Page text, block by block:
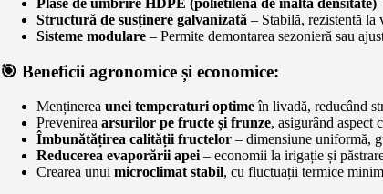
Structură de susținere galvanizată – Stabilă, rezistentă la
Sisteme modulare – Permite demontarea sezonieră sau
🎯 Beneficii agronomice și economice:
Menținerea unei temperaturi optimeîn livadă, reducând
Prevenirea arsurilor pe fructe și frunze, asigurând aspect
Îmbunătățirea calității fructelor – dimensiune uniformă,
Reducerea evaporării apei – economii la irigație și
Crearea unui microclimat stabil, cu fluctuații termice